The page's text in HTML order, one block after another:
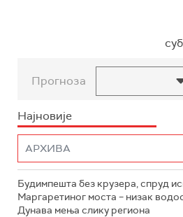
Прогноза
Најновије
Будимпешта без крузера, спруд
Маргаретиног моста – низак
Дунава мења слику региона